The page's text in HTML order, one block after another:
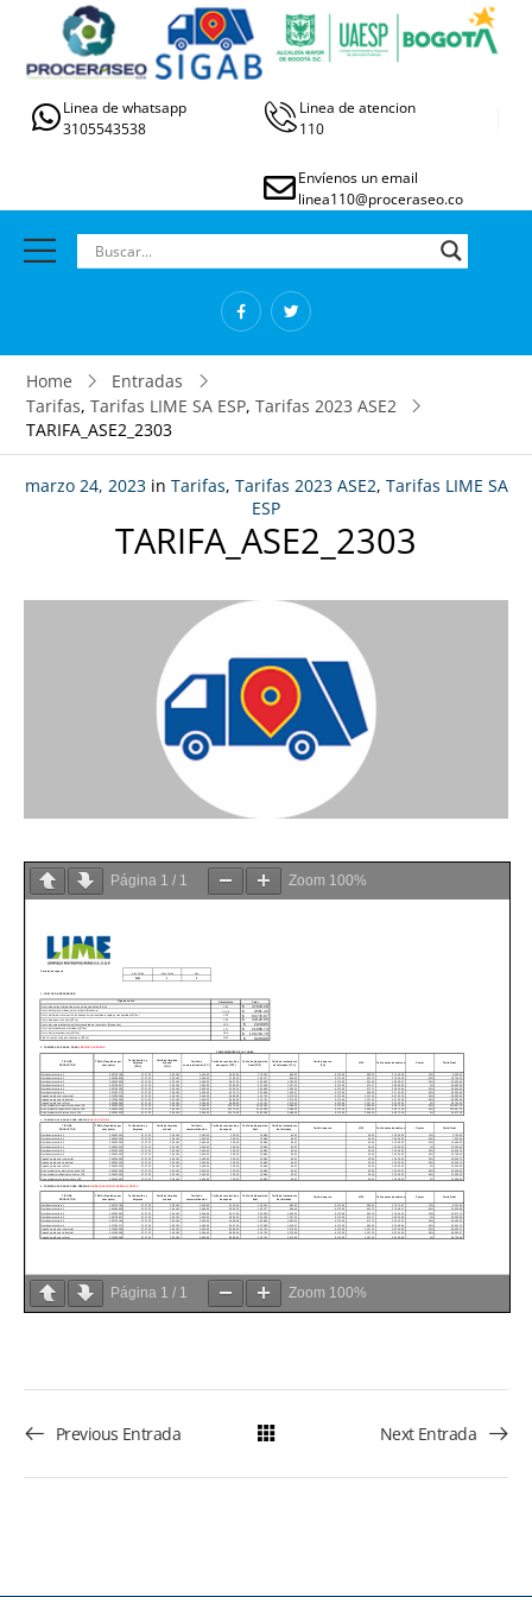
Linea de whatsapp
3105543538
Linea de atencion
110
Envíenos un email
linea110@proceraseo.co
Home
Entradas
Tarifas, Tarifas LIME SA ESP, Tarifas 2023 ASE2
TARIFA_ASE2_2303
marzo 24, 2023in Tarifas, Tarifas 2023 ASE2, Tarifas LIME SA
ESP
TARIFA_ASE2_2303
Página 1 / 1 Zoom 100%
Página 1 / 1 Zoom 100%
Previous Entrada Next Entrada